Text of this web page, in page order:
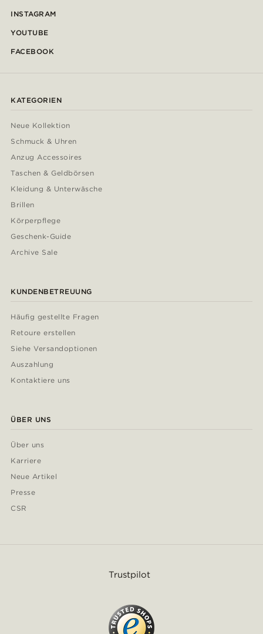
INSTAGRAM
YOUTUBE
FACEBOOK
KATEGORIEN
Neue Kollektion
Schmuck & Uhren
Anzug Accessoires
Taschen & Geldbörsen
Kleidung & Unterwäsche
Brillen
Körperpflege
Geschenk-Guide
Archive Sale
KUNDENBETREUUNG
Häufig gestellte Fragen
Retoure erstellen
Siehe Versandoptionen
Auszahlung
Kontaktiere uns
ÜBER UNS
Über uns
Karriere
Neue Artikel
Presse
CSR
Trustpilot